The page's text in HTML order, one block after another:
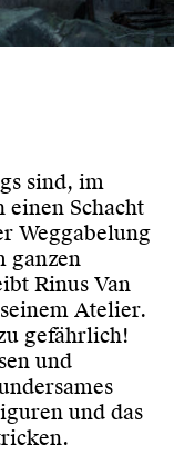
sind, im
Schacht
Weggabelung
ganzen
Rinus Van
Atelier.
gefährlich!
und
und das